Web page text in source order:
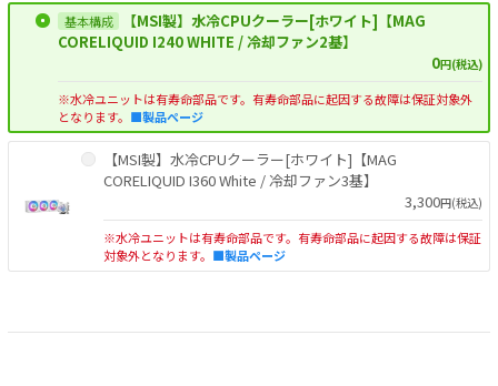
【MSI製】水冷CPUクーラー[ホワイト]【MAG
CORELIQUID I240 WHITE / 冷却ファン2基】
0円(税込)
※水冷ユニットは有寿命部品です。有寿命部品に起因する故障は保証対象外
となります。 ■製品ページ
【MSI製】水冷CPUクーラー[ホワイト]【MAG
CORELIQUID I360 White / 冷却ファン3基】
3,300円(税込)
※水冷ユニットは有寿命部品です。有寿命部品に起因する故障は保証
対象外となります。 ■製品ページ